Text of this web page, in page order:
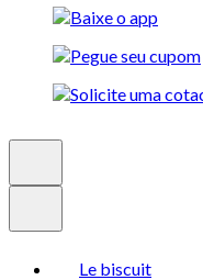
Le biscuit